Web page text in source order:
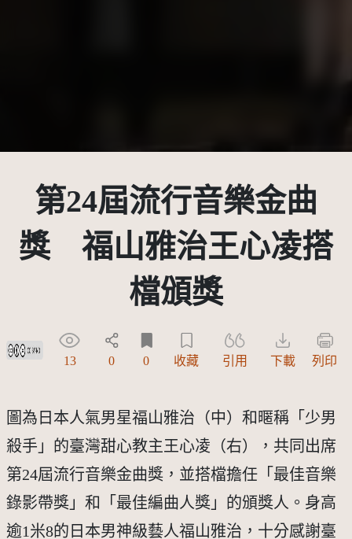
第24屆流行音樂金曲
獎 福山雅治王心凌搭
檔頒獎
創用CC姓名標示-禁止改作 3.0 台灣及其後版本(CC BY-ND 3.0 TW +)
13 0 0 收藏 引用 下載 列印
圖為日本人氣男星福山雅治（中）和暱稱「少男
殺手」的臺灣甜心教主王心凌（右），共同出席
第24屆流行音樂金曲獎，並搭檔擔任「最佳音樂
錄影帶獎」和「最佳編曲人獎」的頒獎人。身高
逾1米8的日本男神級藝人福山雅治，十分感謝臺